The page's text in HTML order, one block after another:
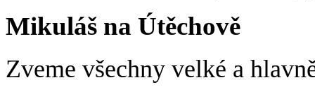
Mikuláš na Útěchově
Zveme všechny velké a